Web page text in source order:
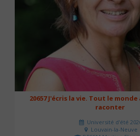
20657 J'écris la vie. Tout le
raconter
Université d'été
Louvain-la-Neuve